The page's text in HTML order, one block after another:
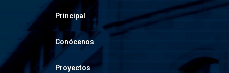
Principal
Conócenos
Proyectos